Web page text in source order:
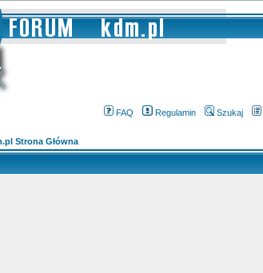
FAQ Regulamin Szukaj
Strona Główna